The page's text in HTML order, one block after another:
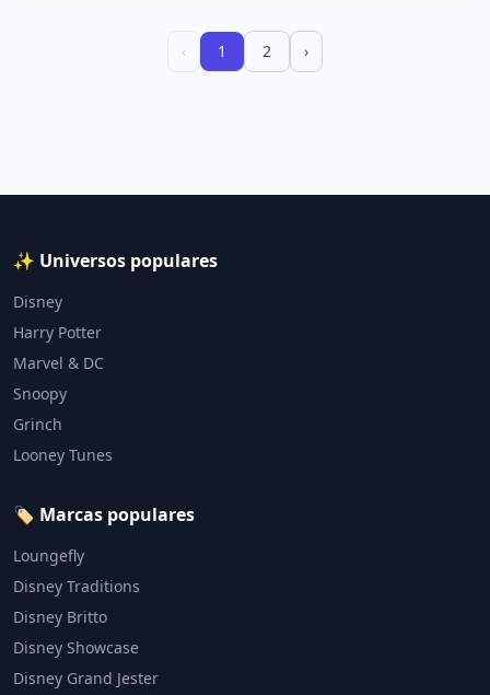
‹ 1 2 ›
✨ Universos populares
Disney
Harry Potter
Marvel & DC
Snoopy
Grinch
Looney Tunes
🏷️ Marcas populares
Loungefly
Disney Traditions
Disney Britto
Disney Showcase
Disney Grand Jester